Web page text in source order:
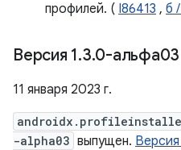
профилей. ( I86413 , б
Версия 1.3.0-альфа03
11 января 2023 г.
-alpha03 выпущен.